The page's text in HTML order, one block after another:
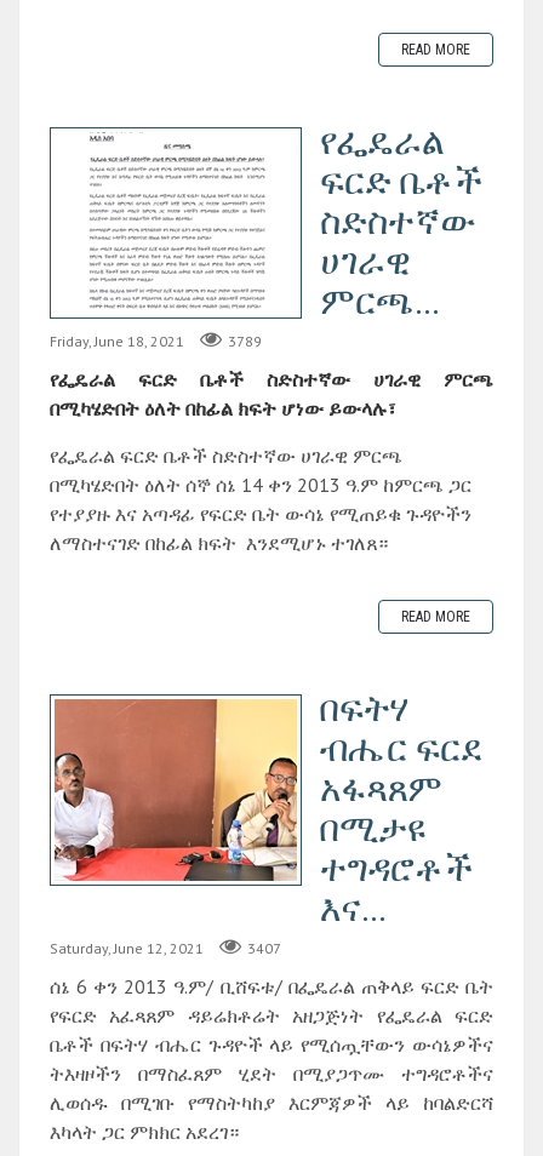
READ MORE
የፌዴራል
ፍርድ ቤቶች
ስድስተኛው
ሀገራዊ
ምርጫ...
Friday, June 18, 2021 3789
የፌዴራል ፍርድ ቤቶች ስድስተኛው ሀገራዊ
ምርጫ
በሚካሄድበት ዕለት በከፊል ክፍት ሆነው ይውላሉ፣
የፌዴራል ፍርድ ቤቶች ስድስተኛው ሀገራዊ ምርጫ
በሚካሄድበት ዕለት ሰኞ ሰኔ 14 ቀን 2013 ዓ.ም ከምርጫ ጋር
የተያያዙ እና አጣዳፊ የፍርድ ቤት ውሳኔ የሚጠይቁ ጉዳዮችን
ለማስተናገድ በከፊል ክፍት እንደሚሆኑ ተገለጸ።
READ MORE
በፍትሃ
ብሔር ፍርደ
አፋጻጸም
በሚታዩ
ተግዳሮቶች
እና...
Saturday, June 12, 2021 3407
ሰኔ 6 ቀን 2013 ዓ.ም/ ቢሸፍቱ/ በፌዴራል ጠቅላይ ፍርድ ቤት
የፍርድ አፈጻጸም ዳይሬክቶሬት አዘጋጅነት የፌዴራል ፍርድ
ቤቶች በፍትሃ ብሔር ጉዳዮች ላይ የሚሰጧቸውን ውሳኔዎችና
ትእዛዞችን በማስፈጸም ሂደት በሚያጋጥሙ ተግዳሮቶችና
ሊወሰዱ በሚገቡ የማስትካከያ እርምጃዎች ላይ ከባልድርሻ
እካላት ጋር ምክክር አደረገ።